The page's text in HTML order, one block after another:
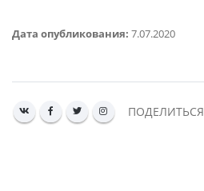
Дата опубликования: 7.07.2020
ПОДЕЛИТЬСЯ